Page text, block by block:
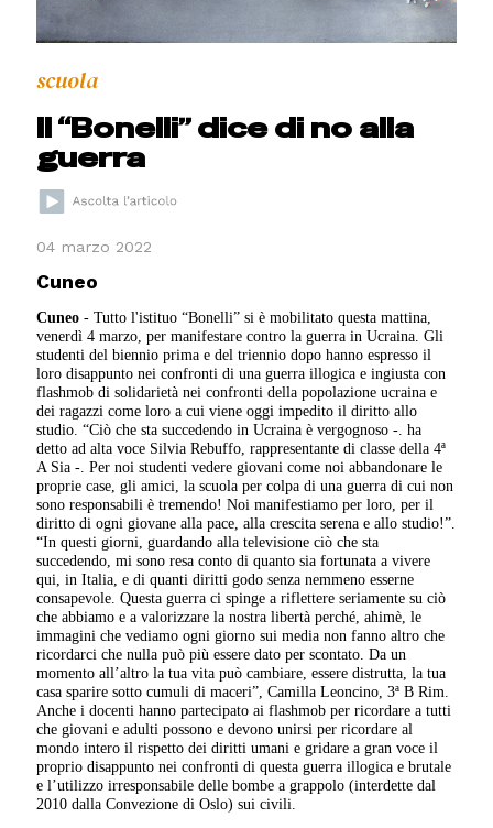
scuola
Il “Bonelli” dice di no alla
guerra
04 marzo 2022
Cuneo
Cuneo - Tutto l'istituo “Bonelli” si è mobilitato questa mattina,
venerdì 4 marzo, per manifestare contro la guerra in Ucraina. Gli
studenti del biennio prima e del triennio dopo hanno espresso il
loro disappunto nei confronti di una guerra illogica e ingiusta con
flashmob di solidarietà nei confronti della popolazione ucraina e
dei ragazzi come loro a cui viene oggi impedito il diritto allo
studio. “Ciò che sta succedendo in Ucraina è vergognoso -. ha
detto ad alta voce Silvia Rebuffo, rappresentante di classe della 4ª
A Sia -. Per noi studenti vedere giovani come noi abbandonare le
proprie case, gli amici, la scuola per colpa di una guerra di cui non
sono responsabili è tremendo! Noi manifestiamo per loro, per il
diritto di ogni giovane alla pace, alla crescita serena e allo studio!”.
“In questi giorni, guardando alla televisione ciò che sta
succedendo, mi sono resa conto di quanto sia fortunata a vivere
qui, in Italia, e di quanti diritti godo senza nemmeno esserne
consapevole. Questa guerra ci spinge a riflettere seriamente su ciò
che abbiamo e a valorizzare la nostra libertà perché, ahimè, le
immagini che vediamo ogni giorno sui media non fanno altro che
ricordarci che nulla può più essere dato per scontato. Da un
momento all’altro la tua vita può cambiare, essere distrutta, la tua
casa sparire sotto cumuli di maceri”, Camilla Leoncino, 3ª B Rim.
Anche i docenti hanno partecipato ai flashmob per ricordare a tutti
che giovani e adulti possono e devono unirsi per ricordare al
mondo intero il rispetto dei diritti umani e gridare a gran voce il
proprio disappunto nei confronti di questa guerra illogica e brutale
e l’utilizzo irresponsabile delle bombe a grappolo (interdette dal
2010 dalla Convezione di Oslo) sui civili.